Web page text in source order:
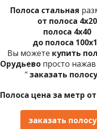
Полоса стальная
от полоса 4х20
полоса 4х40
до полоса
Вы можете купить
Орудьево просто
" заказать полосу
Полоса цена за метр от
заказать полосу